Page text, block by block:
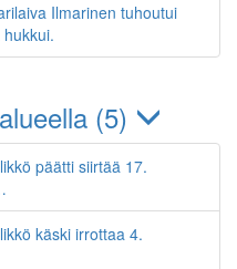
Ilmarinen tuhoutui
(5)
päätti siirtää 17.
käski irrottaa 4.